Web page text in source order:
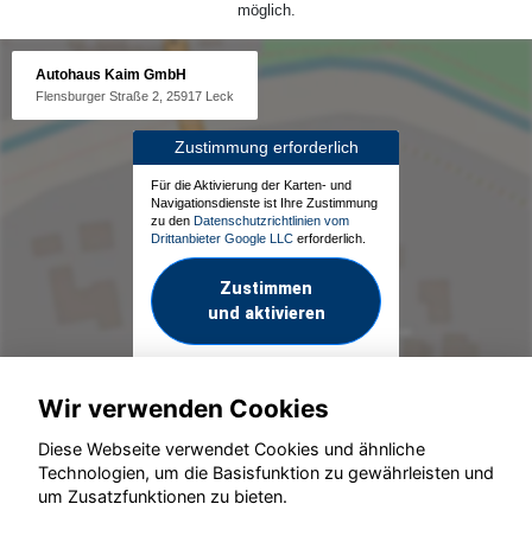
möglich.
Autohaus Kaim GmbH
Flensburger Straße 2, 25917 Leck
Zustimmung erforderlich
Für die Aktivierung der Karten- und
Navigationsdienste ist Ihre Zustimmung
zu den Datenschutzrichtlinien vom
Drittanbieter Google LLC erforderlich.
Zustimmen
und aktivieren
© konjunkturmotor.de GmbH 2020 - 2026
Wir verwenden Cookies
Diese Webseite verwendet Cookies und ähnliche
Technologien, um die Basisfunktion zu gewährleisten und
um Zusatzfunktionen zu bieten.